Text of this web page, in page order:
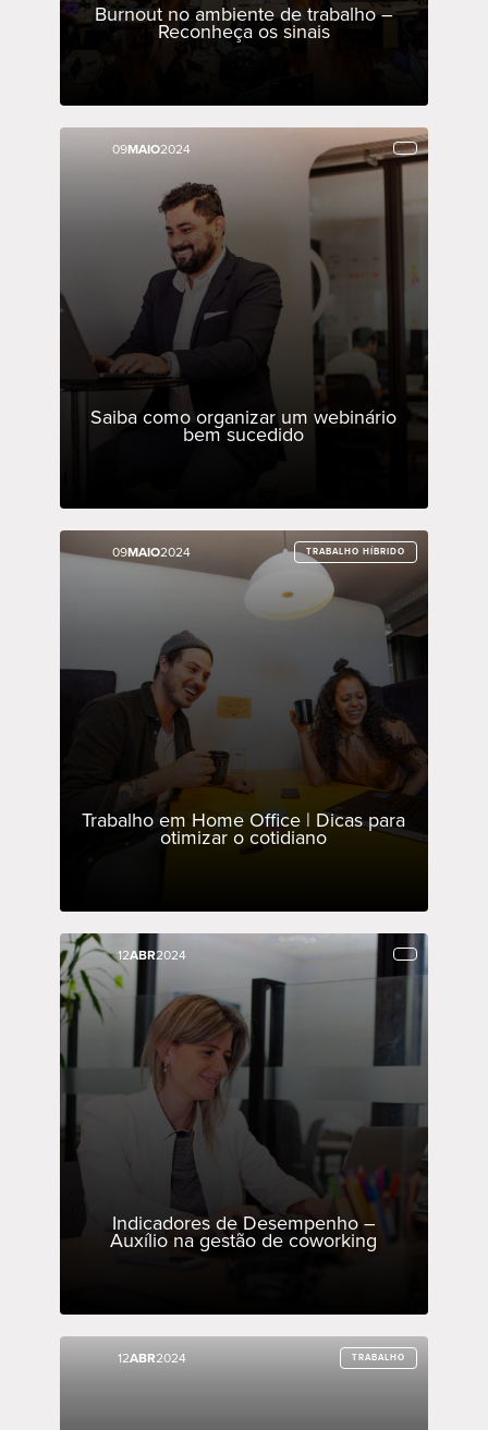
Burnout no ambiente de trabalho –
Reconheça os sinais
09MAIO2024
Saiba como organizar um webinário
bem sucedido
09MAIO2024
09MAIO2024 TRABALHO HÍBRIDO
Trabalho em Home Office | Dicas para
otimizar o cotidiano
09MAIO2024 TRABALHO HÍBRIDO
12ABR2024
Indicadores de Desempenho –
Auxílio na gestão de coworking
12ABR2024
12ABR2024 TRABALHO
12ABR2024 TRABALHO